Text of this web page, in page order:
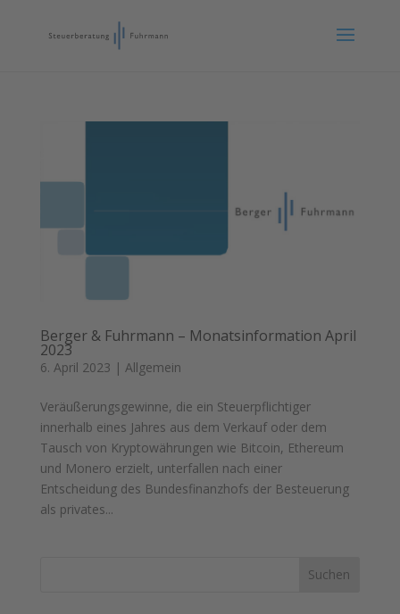
Berger & Fuhrmann – Monatsinformation April
2023
6. April 2023 | Allgemein
Veräußerungsgewinne, die ein Steuerpflichtiger
innerhalb eines Jahres aus dem Verkauf oder dem
Tausch von Kryptowährungen wie Bitcoin, Ethereum
und Monero erzielt, unterfallen nach einer
Entscheidung des Bundesfinanzhofs der Besteuerung
als privates...